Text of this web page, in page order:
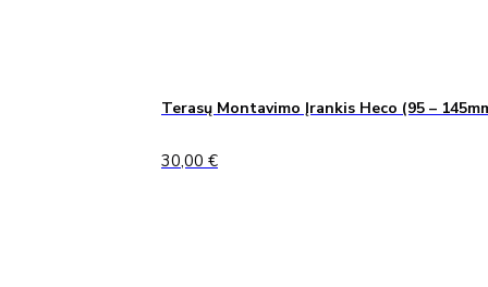
Terasų Montavimo Įrankis Heco (95 –
30,00 €